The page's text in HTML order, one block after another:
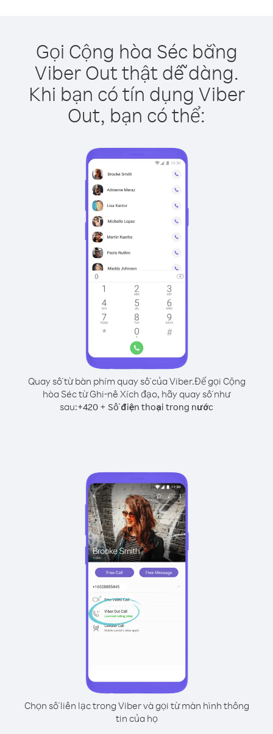
Gọi Cộng hòa Séc bằng
Viber Out thật dễ dàng.
Khi bạn có tín dụng Viber
Out, bạn có thể:
Quay số từ bàn phím quay số của Viber.Để gọi Cộng
hòa Séc từ Ghi-nê Xích đạo, hãy quay số như
sau:+420 + Số điện thoại trong nước
Chọn số liên lạc trong Viber và gọi từ màn hình thông
tin của họ